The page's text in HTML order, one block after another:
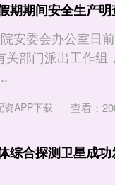
期期间安全生产
安委会办公室日
部门派出工作组
资APP下载 查看：
综合探测卫星成